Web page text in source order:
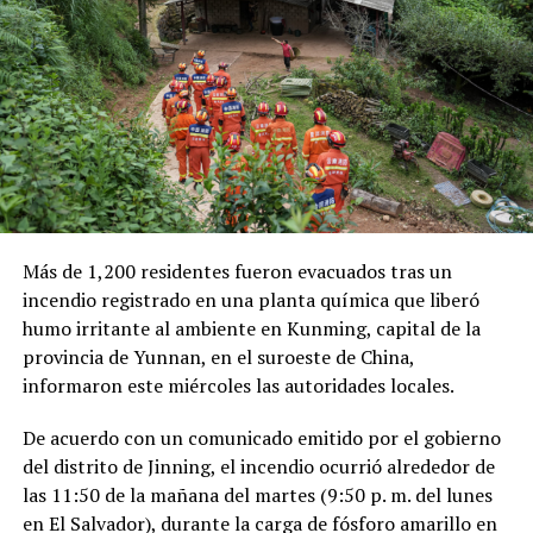
vertidas en ríos y bomberos trasladando a la gente a
lugares seguros en lanchas neumáticas.
millones de dólares para Pemex al cierre del segundo
trimestre, cifra que representa un incremento del 20 %
en comparación con el mismo período de 2025.
Como antecedente, recordaron que una toma
clandestina en un ducto de Pemex provocó una
explosión en 2019, en el estado de Hidalgo, dejando un
saldo de 137 personas fallecidas.
Comparte esto:
Facebook X
Más de 1,200 residentes fueron evacuados tras un
incendio registrado en una planta química que liberó
humo irritante al ambiente en Kunming, capital de la
provincia de Yunnan, en el suroeste de China,
informaron este miércoles las autoridades locales.
De acuerdo con un comunicado emitido por el gobierno
del distrito de Jinning, el incendio ocurrió alrededor de
las 11:50 de la mañana del martes (9:50 p. m. del lunes
en El Salvador), durante la carga de fósforo amarillo en